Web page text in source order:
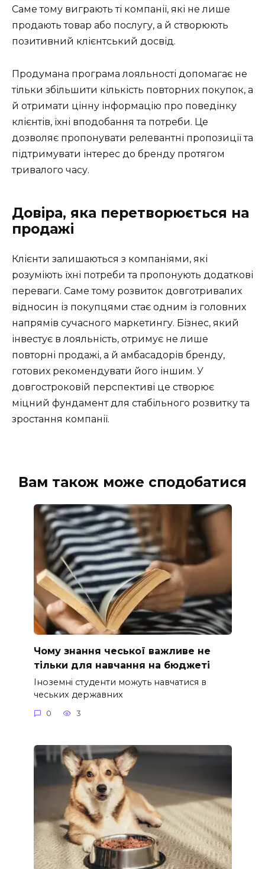
Саме тому виграють ті компанії, які не лише
продають товар або послугу, а й створюють
позитивний клієнтський досвід.
Продумана програма лояльності допомагає не
тільки збільшити кількість повторних покупок, а
й отримати цінну інформацію про поведінку
клієнтів, їхні вподобання та потреби. Це
дозволяє пропонувати релевантні пропозиції та
підтримувати інтерес до бренду протягом
тривалого часу.
Довіра, яка перетворюється на
продажі
Клієнти залишаються з компаніями, які
розуміють їхні потреби та пропонують додаткові
переваги. Саме тому розвиток довготривалих
відносин із покупцями стає одним із головних
напрямів сучасного маркетингу. Бізнес, який
інвестує в лояльність, отримує не лише
повторні продажі, а й амбасадорів бренду,
готових рекомендувати його іншим. У
довгостроковій перспективі це створює
міцний фундамент для стабільного розвитку та
зростання компанії.
Вам також може сподобатися
Чому знання чеської важливе не
тільки для навчання на бюджеті
Іноземні студенти можуть навчатися в
чеських державних
0 3